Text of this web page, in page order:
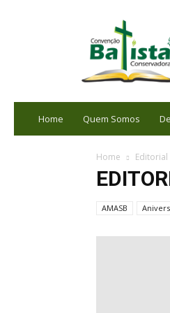
portalbatista.com.br
Home Quem Somos
Home Editorial
AMASB